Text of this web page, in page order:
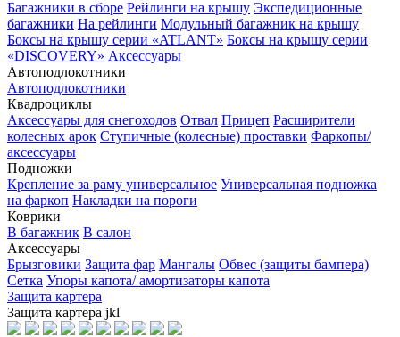
Багажники в сборе Рейлинги на крышу Экспедиционные
багажники На рейлинги Модульный багажник на крышу
Боксы на крышу серии «ATLANT» Боксы на крышу серии
«DISCOVERY» Аксессуары
Автоподлокотники
Автоподлокотники
Квадроциклы
Аксессуары для снегоходов Отвал Прицеп Расширители
колесных арок Ступичные (колесные) проставки Фаркопы/
аксессуары
Подножки
Крепление за раму универсальное Универсальная подножка
на фаркоп Накладки на пороги
Коврики
В багажник В салон
Аксессуары
Брызговики Защита фар Мангалы Обвес (защиты бампера)
Сетка Упоры капота/ амортизаторы капота
Защита картера
Защита картера jkl